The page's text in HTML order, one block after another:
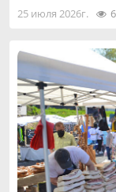
25 июля 2026г.